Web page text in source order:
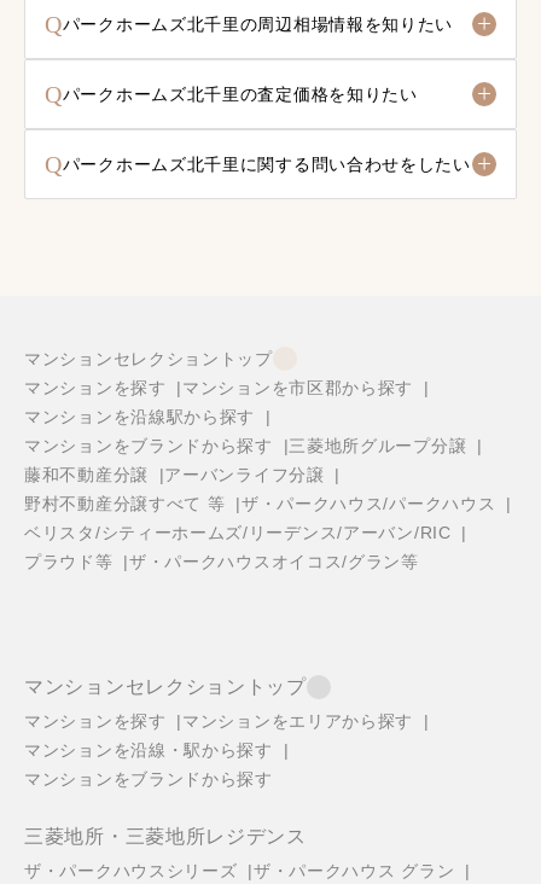
Qパークホームズ北千里の周辺相場情報を知りたい
Qパークホームズ北千里の査定価格を知りたい
Qパークホームズ北千里に関する問い合わせをしたい
マンションセレクショントップ
マンションを探す
マンションを市区郡から探す
マンションを沿線駅から探す
マンションをブランドから探す
三菱地所グループ分譲
藤和不動産分譲
アーバンライフ分譲
野村不動産分譲すべて 等
ザ・パークハウス/パークハウス
ベリスタ/シティーホームズ/リーデンス/アーバン/RIC
プラウド等
ザ・パークハウスオイコス/グラン等
マンションセレクショントップ
マンションを探す
マンションをエリアから探す
マンションを沿線・駅から探す
マンションをブランドから探す
三菱地所・三菱地所レジデンス
ザ・パークハウスシリーズ ザ・パークハウス グラン